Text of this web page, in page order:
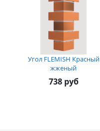
Угол FLEMISH Красный
жженый
738 руб